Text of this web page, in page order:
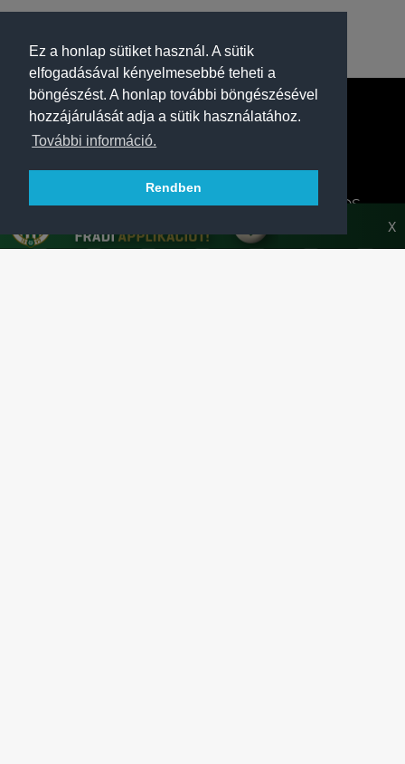
Ez a honlap sütiket használ. A sütik
elfogadásával kényelmesebbé teheti a
böngészést. A honlap további böngészésével
hozzájárulását adja a sütik használatához.
További információ.
Rendben
A FERENCVÁROSI TORNA CLUB HIVATALOS
X